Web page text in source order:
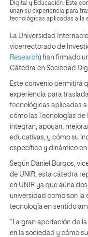
Digital y Educación. Este
unan su experiencia para
tecnológicas aplicadas a la
La Universidad
vicerrectorado de
Research) han firmado
Cátedra en Sociedad
Este convenio permitirá
experiencia para
tecnológicas aplicadas
cómo las Tecnologías
integran, apoyan,
educativas, y cómo su
específico y dinámico en
Según Daniel Burgos,
de UNIR, esta cátedra
en UNIR ya que aúna
universidad como son la
tecnología en sentido
“La gran aportación de
en la sociedad y cómo